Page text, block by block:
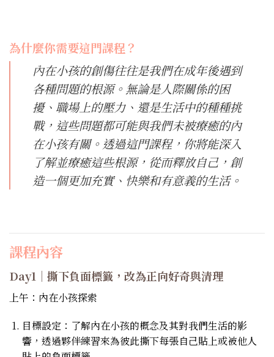
為什麼你需要這門課程？
內在小孩的創傷往往是我們在成年後遇到
各種問題的根源。無論是人際關係的困
擾、職場上的壓力、還是生活中的種種挑
戰，這些問題都可能與我們未被療癒的內
在小孩有關。透過這門課程，你將能深入
了解並療癒這些根源，從而釋放自己，創
造一個更加充實、快樂和有意義的生活。
課程內容
Day1｜撕下負面標籤，改為正向好奇與清理
上午：內在小孩探索
目標設定：了解內在小孩的概念及其對我們生活的影
響，透過夥伴練習來為彼此撕下每張自己貼上或被他人